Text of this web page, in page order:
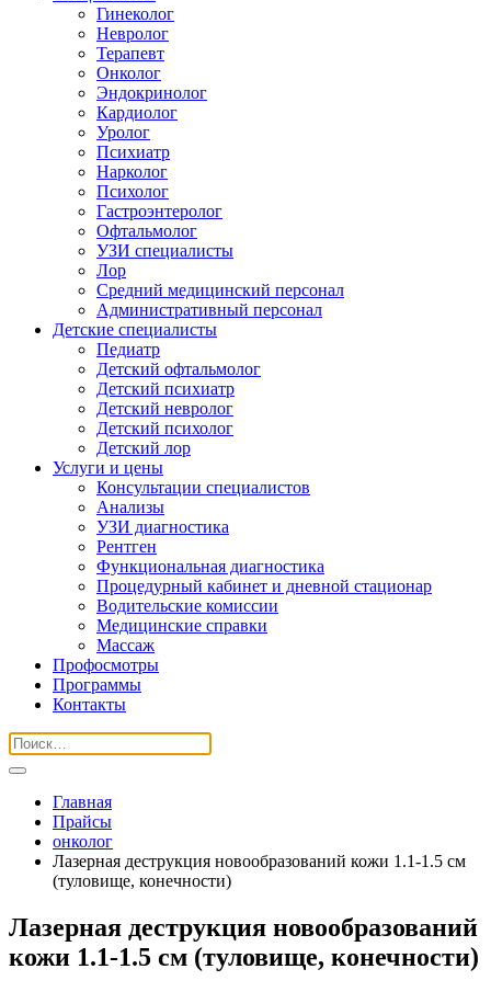
Гинеколог
Невролог
Терапевт
Онколог
Эндокринолог
Кардиолог
Уролог
Психиатр
Нарколог
Психолог
Гастроэнтеролог
Офтальмолог
УЗИ специалисты
Лор
Средний медицинский персонал
Административный персонал
Детские специалисты
Педиатр
Детский офтальмолог
Детский психиатр
Детский невролог
Детский психолог
Детский лор
Услуги и цены
Консультации специалистов
Анализы
УЗИ диагностика
Рентген
Функциональная диагностика
Процедурный кабинет и дневной стационар
Водительские комиссии
Медицинские справки
Массаж
Профосмотры
Программы
Контакты
Главная
Прайсы
онколог
Лазерная деструкция новообразований кожи 1.1-1.5 см
(туловище, конечности)
Лазерная деструкция новообразований
кожи 1.1-1.5 см (туловище, конечности)